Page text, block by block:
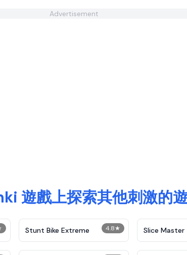
Advertisement
遊戲上探索其他刺激的
4.8★
Stunt Bike Extreme Slice Master